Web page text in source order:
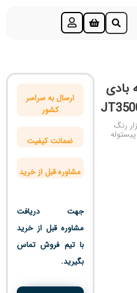
بادی
رنگ
پیستوله
ارسال به سراسر
کشور
ضمانت کیفیت
مشاوره قبل از خرید
جهت دریافت
مشاوره قبل از خرید
با تیم فروش تماس
بگیرید.